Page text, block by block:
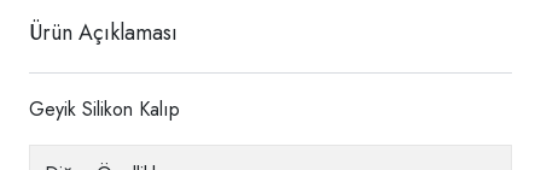
Ürün Açıklaması
Geyik Silikon Kalıp